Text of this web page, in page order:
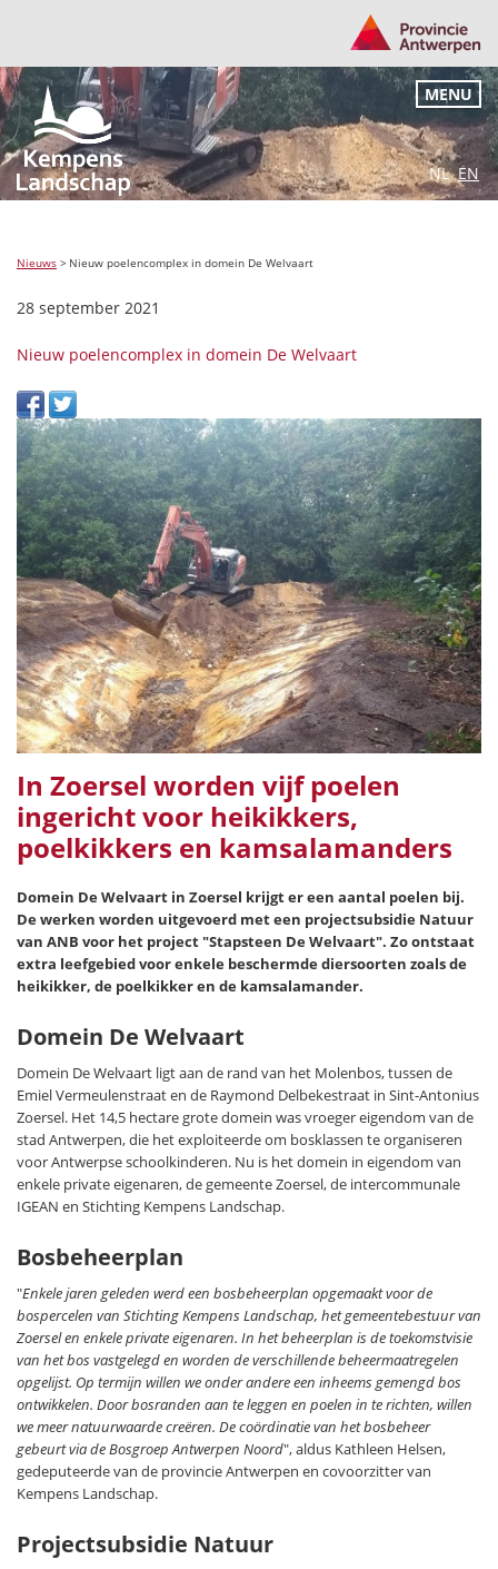
NL EN
MENU
Nieuws > Nieuw poelencomplex in domein De Welvaart
28 september 2021
Nieuw poelencomplex in domein De Welvaart
In Zoersel worden vijf poelen
ingericht voor heikikkers,
poelkikkers en kamsalamanders
Domein De Welvaart in Zoersel krijgt er een aantal poelen bij.
De werken worden uitgevoerd met een projectsubsidie Natuur
van ANB voor het project "Stapsteen De Welvaart". Zo ontstaat
extra leefgebied voor enkele beschermde diersoorten zoals de
heikikker, de poelkikker en de kamsalamander.
Domein De Welvaart
Domein De Welvaart ligt aan de rand van het Molenbos, tussen de
Emiel Vermeulenstraat en de Raymond Delbekestraat in Sint-Antonius
Zoersel. Het 14,5 hectare grote domein was vroeger eigendom van de
stad Antwerpen, die het exploiteerde om bosklassen te organiseren
voor Antwerpse schoolkinderen. Nu is het domein in eigendom van
enkele private eigenaren, de gemeente Zoersel, de intercommunale
IGEAN en Stichting Kempens Landschap.
Bosbeheerplan
"Enkele jaren geleden werd een bosbeheerplan opgemaakt voor de
bospercelen van Stichting Kempens Landschap, het gemeentebestuur van
Zoersel en enkele private eigenaren. In het beheerplan is de toekomstvisie
van het bos vastgelegd en worden de verschillende beheermaatregelen
opgelijst. Op termijn willen we onder andere een inheems gemengd bos
ontwikkelen. Door bosranden aan te leggen en poelen in te richten, willen
we meer natuurwaarde creëren. De coördinatie van het bosbeheer
gebeurt via de Bosgroep Antwerpen Noord", aldus Kathleen Helsen,
gedeputeerde van de provincie Antwerpen en covoorzitter van
Kempens Landschap.
Projectsubsidie Natuur